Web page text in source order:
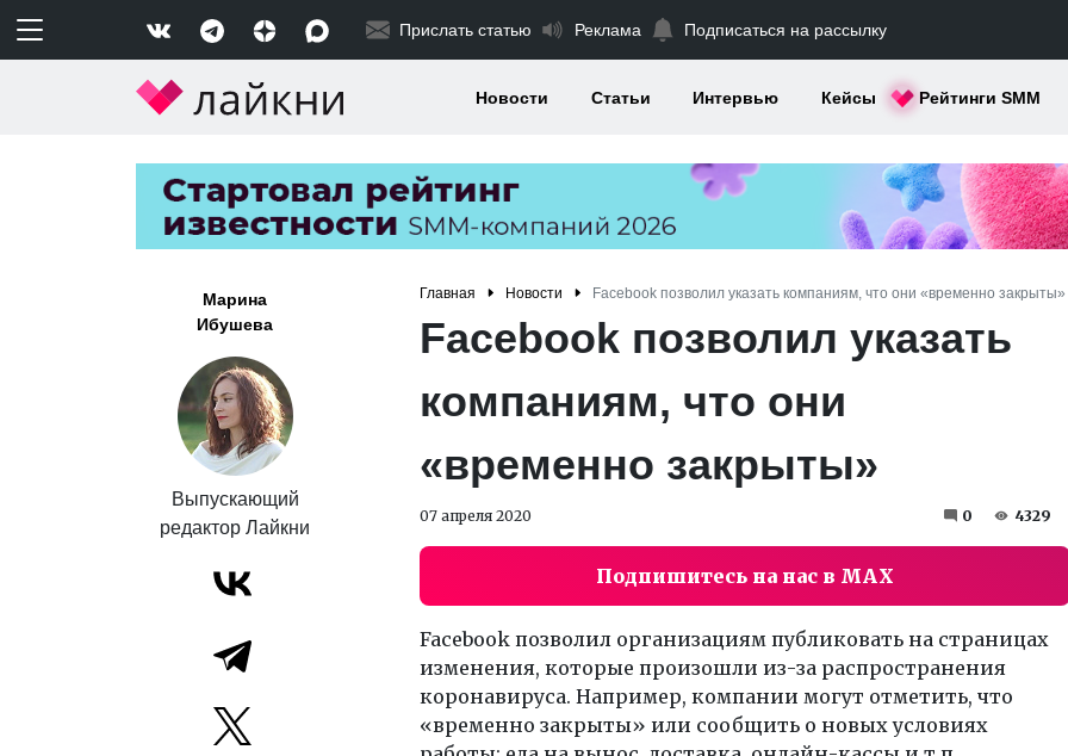
Прислать статью Реклама Подписаться на рассылку
Новости Статьи Интервью Кейсы Рейтинги SMM
Марина
Ибушева
Выпускающий
редактор Лайкни
Главная Новости Facebook позволил указать компаниям, что они «временно закрыты»
Facebook позволил указать
компаниям, что они
«временно закрыты»
07 апреля 2020 0 4329
Подпишитесь на нас в MAX
Facebook позволил организациям публиковать на страницах
изменения, которые произошли из-за распространения
коронавируса. Например, компании могут отметить, что
«временно закрыты» или сообщить о новых условиях